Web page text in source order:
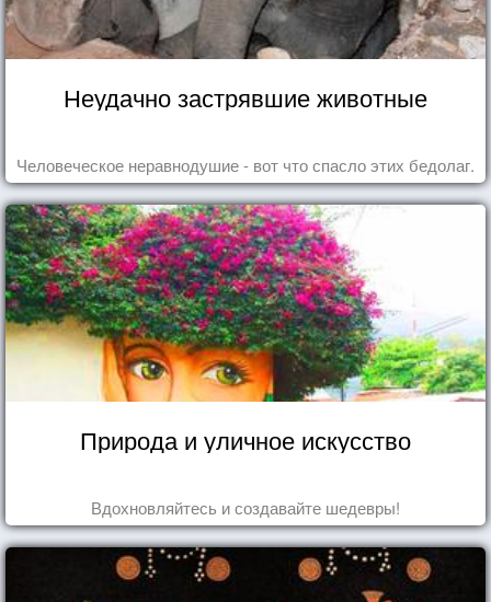
Неудачно застрявшие животные
Человеческое неравнодушие - вот что спасло этих бедолаг.
Природа и уличное искусство
Вдохновляйтесь и создавайте шедевры!